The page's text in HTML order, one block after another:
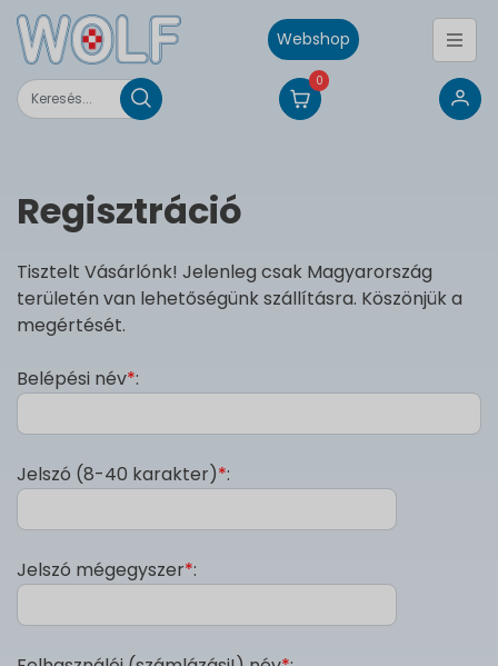
Webshop
0
Regisztráció
Tisztelt Vásárlónk! Jelenleg csak Magyarország
területén van lehetőségünk szállításra. Köszönjük a
megértését.
Belépési név*:
Jelszó (8-40 karakter)*:
Jelszó mégegyszer*: